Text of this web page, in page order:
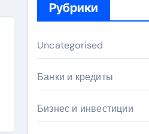
Рубрики
Uncategorised
Банки и кредиты
Бизнес и инвестиции